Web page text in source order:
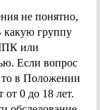
не понятно,
какую группу
или
Если вопрос
то в Положении
0 до 18 лет.